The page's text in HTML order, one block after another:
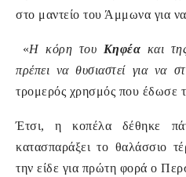
στο μαντείο του Άμμωνα για
«Η κόρη του Κηφέα και
πρέπει να θυσιαστεί για να
τρομερός χρησμός που έδωσε
Έτσι, η κοπέλα δέθηκε
κατασπαράξει το θαλάσσιο
την είδε για πρώτη φορά ο